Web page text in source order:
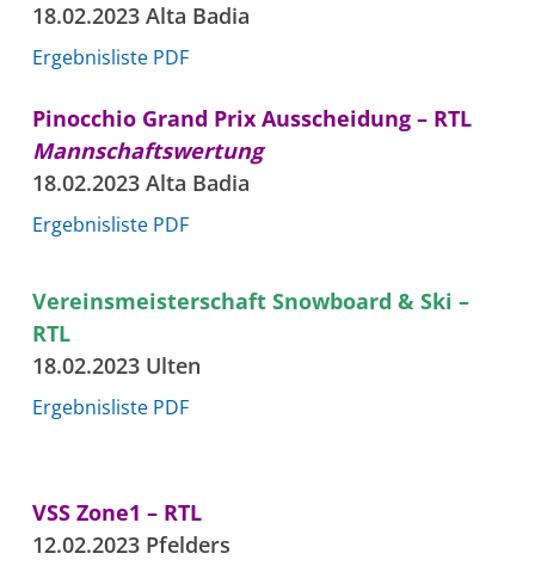
18.02.2023 Alta Badia
Ergebnisliste PDF
Pinocchio Grand Prix Ausscheidung – RTL
Mannschaftswertung
18.02.2023 Alta Badia
Ergebnisliste PDF
Vereinsmeisterschaft Snowboard & Ski –
RTL
18.02.2023 Ulten
Ergebnisliste PDF
VSS Zone1 – RTL
12.02.2023 Pfelders